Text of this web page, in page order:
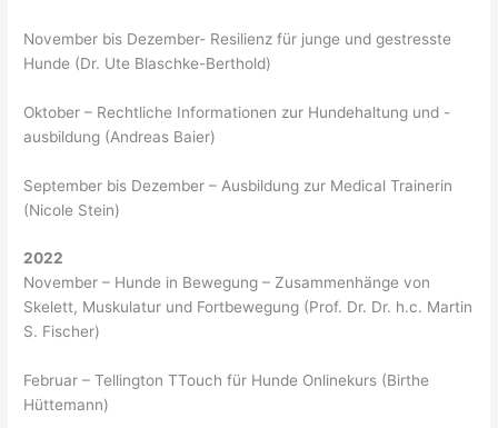
November bis Dezember- Resilienz für junge und gestresste
Hunde (Dr. Ute Blaschke-Berthold)
Oktober – Rechtliche Informationen zur Hundehaltung und -
ausbildung (Andreas Baier)
September bis Dezember – Ausbildung zur Medical Trainerin
(Nicole Stein)
2022
November – Hunde in Bewegung – Zusammenhänge von
Skelett, Muskulatur und Fortbewegung (Prof. Dr. Dr. h.c. Martin
S. Fischer)
Februar – Tellington TTouch für Hunde Onlinekurs (Birthe
Hüttemann)